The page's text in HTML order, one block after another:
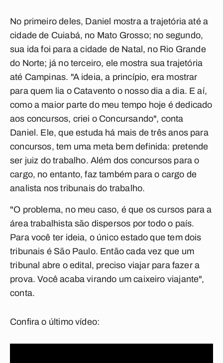
No primeiro deles, Daniel mostra a trajetória até a
cidade de Cuiabá, no Mato Grosso; no segundo,
sua ida foi para a cidade de Natal, no Rio Grande
do Norte; já no terceiro, ele mostra sua trajetória
até Campinas. "A ideia, a princípio, era mostrar
para quem lia o Catavento o nosso dia a dia. E aí,
como a maior parte do meu tempo hoje é dedicado
aos concursos, criei o Concursando", conta
Daniel. Ele, que estuda há mais de três anos para
concursos, tem uma meta bem definida: pretende
ser juiz do trabalho. Além dos concursos para o
cargo, no entanto, faz também para o cargo de
analista nos tribunais do trabalho.
"O problema, no meu caso, é que os cursos para a
área trabalhista são dispersos por todo o país.
Para você ter ideia, o único estado que tem dois
tribunais é São Paulo. Então cada vez que um
tribunal abre o edital, preciso viajar para fazer a
prova. Você acaba virando um caixeiro viajante",
conta.
Confira o último vídeo: